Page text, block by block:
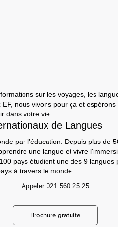
sur les voyages, les
nous vivons pour ça et
dans votre vie.
de Langues
par l'éducation. Depuis plus de
une langue et vivre
pays étudient une des 9 langues
à travers le monde.
Appeler 021 560 25 25
Brochure gratuite